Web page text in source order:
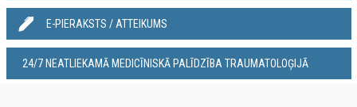
E-PIERAKSTS / ATTEIKUMS
24/7 NEATLIEKAMĀ MEDICĪNISKĀ PALĪDZĪBA TRAUMATOLOĢIJĀ